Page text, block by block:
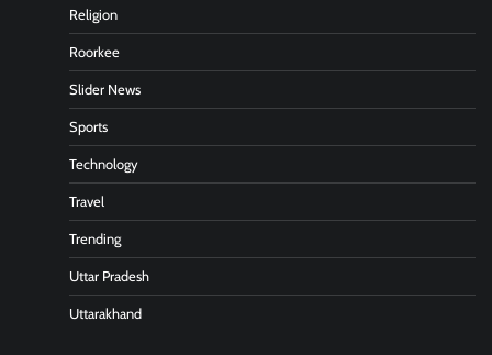
Religion
Roorkee
Slider News
Sports
Technology
Travel
Trending
Uttar Pradesh
Uttarakhand